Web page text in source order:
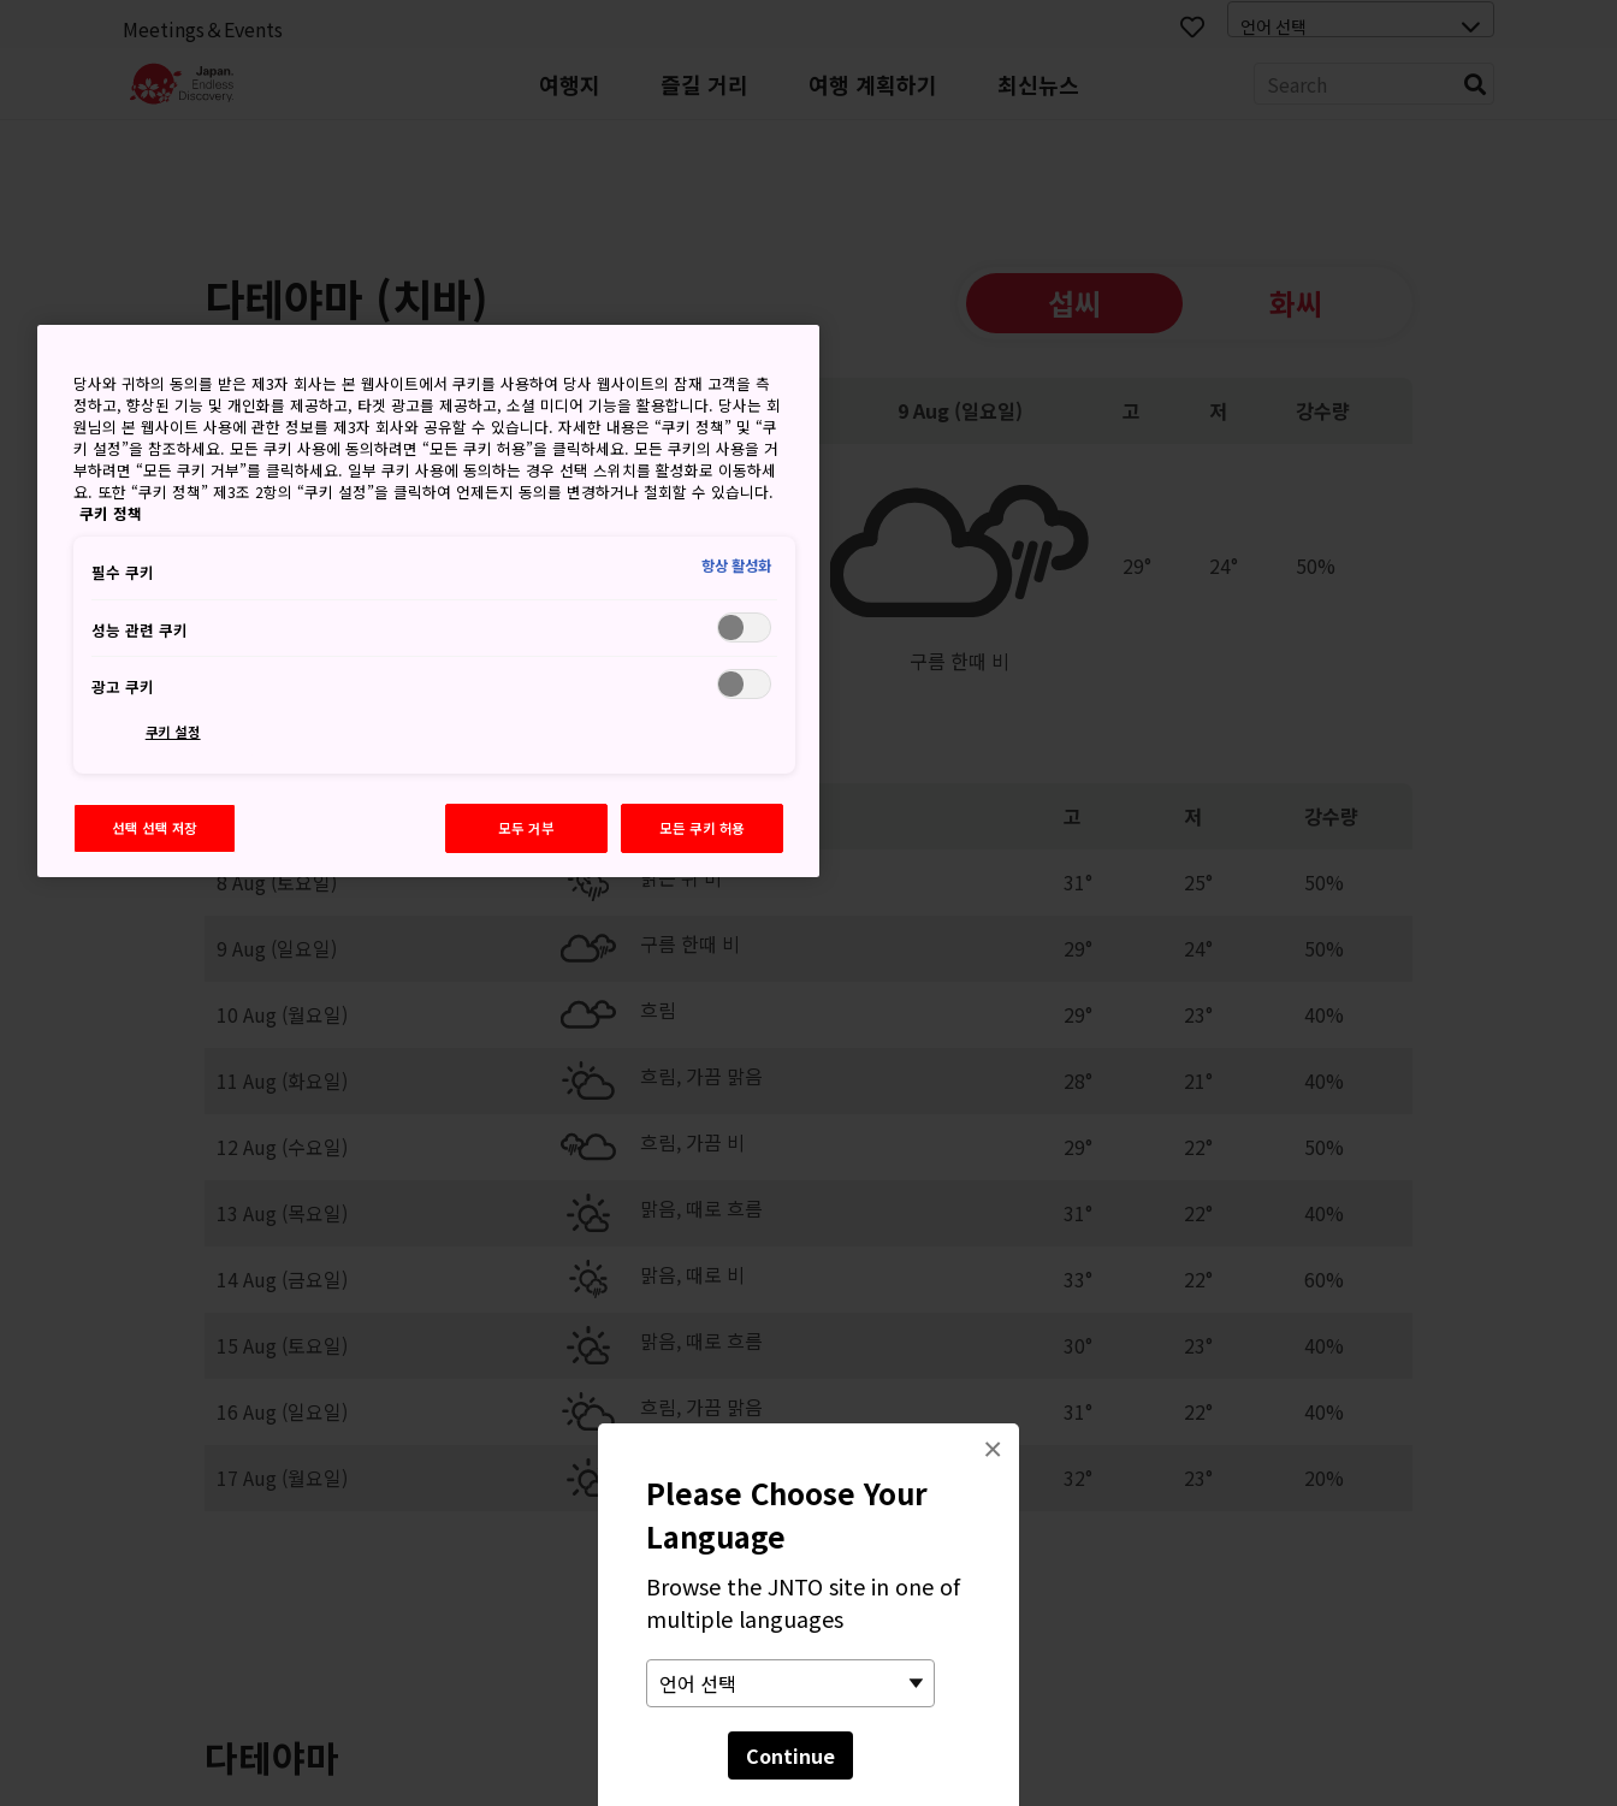
Please Choose Your
Language
Browse the JNTO site in one of
multiple languages
Continue
×
Meetings＆Events
여행지 즐길 거리 여행 계획하기 최신뉴스
다테야마 (치바) 섭씨 화씨
8 Aug (토요일) 고 저 강수량 9 Aug (일요일) 고 저 강수량
50%
구름 한때 비
29° 24° 50%
고 저 강수량
8 Aug (토요일) 맑은 뒤 비 31° 25° 50%
9 Aug (일요일) 구름 한때 비 29° 24° 50%
10 Aug (월요일) 흐림 29° 23° 40%
11 Aug (화요일) 흐림, 가끔 맑음 28° 21° 40%
12 Aug (수요일) 흐림, 가끔 비 29° 22° 50%
13 Aug (목요일) 맑음, 때로 흐름 31° 22° 40%
14 Aug (금요일) 맑음, 때로 비 33° 22° 60%
15 Aug (토요일) 맑음, 때로 흐름 30° 23° 40%
16 Aug (일요일) 흐림, 가끔 맑음 31° 22° 40%
17 Aug (월요일) 32° 23° 20%
월간 동향
다테야마
당사와 귀하의 동의를 받은 제3자 회사는 본 웹사이트에서 쿠키를 사용하여 당사 웹사이트의 잠재 고객을 측
정하고, 향상된 기능 및 개인화를 제공하고, 타겟 광고를 제공하고, 소셜 미디어 기능을 활용합니다. 당사는 회
원님의 본 웹사이트 사용에 관한 정보를 제3자 회사와 공유할 수 있습니다. 자세한 내용은 “쿠키 정책” 및 “쿠
키 설정”을 참조하세요. 모든 쿠키 사용에 동의하려면 “모든 쿠키 허용”을 클릭하세요. 모든 쿠키의 사용을 거
부하려면 “모든 쿠키 거부”를 클릭하세요. 일부 쿠키 사용에 동의하는 경우 선택 스위치를 활성화로 이동하세
요. 또한 “쿠키 정책” 제3조 2항의 “쿠키 설정”을 클릭하여 언제든지 동의를 변경하거나 철회할 수 있습니다.
쿠키 정책
필수 쿠키 항상 활성화
성능 관련 쿠키
광고 쿠키
쿠키 설정
선택 선택 저장 모두 거부 모든 쿠키 허용